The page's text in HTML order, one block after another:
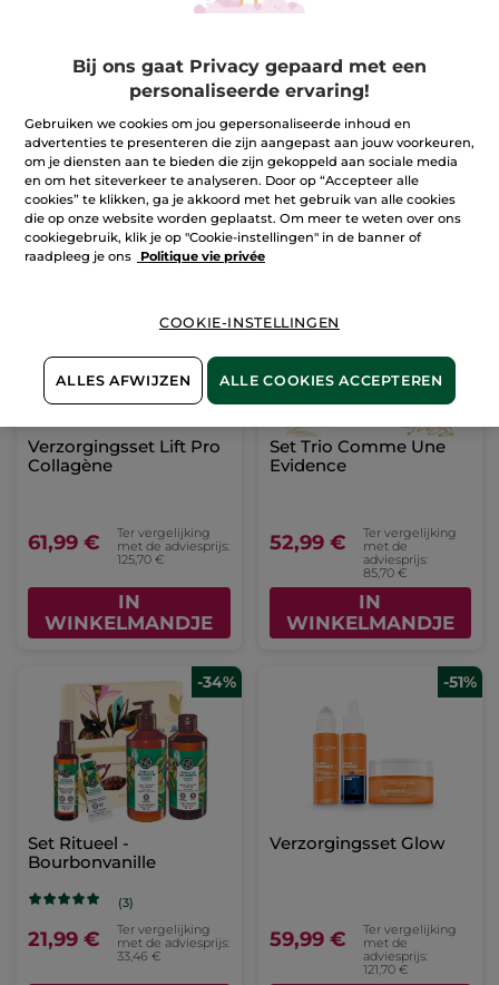
Evidence
37,99 €
Ter vergelijking
met de
adviesprijs:
72,80 €
IN
WINKELMANDJE
Ambre Noir
49,90 €
Ter vergelijking
met de
adviesprijs:
99,80 €
1+1 GRATIS*(4)
IN
WINKELMANDJE
Verzorgingsset Lift Pro
Collagène
61,99 €
Ter vergelijking
met de adviesprijs:
125,70 €
IN
WINKELMANDJE
Set Trio Comme Une
Evidence
52,99 €
Ter vergelijking
met de
adviesprijs:
85,70 €
IN
WINKELMANDJE
-34%
Set Ritueel -
Bourbonvanille
(3)
21,99 €
Ter vergelijking
met de adviesprijs:
33,46 €
-51%
Verzorgingsset Glow
59,99 €
Ter vergelijking
met de
adviesprijs:
121,70 €
Bij ons gaat Privacy gepaard met een
personaliseerde ervaring!
Gebruiken we cookies om jou gepersonaliseerde inhoud en
advertenties te presenteren die zijn aangepast aan jouw voorkeuren,
om je diensten aan te bieden die zijn gekoppeld aan sociale media
en om het siteverkeer te analyseren. Door op “Accepteer alle
cookies” te klikken, ga je akkoord met het gebruik van alle cookies
die op onze website worden geplaatst. Om meer te weten over ons
cookiegebruik, klik je op "Cookie-instellingen" in de banner of
raadpleeg je ons
Politique vie privée
COOKIE-INSTELLINGEN
ALLES AFWIJZEN ALLE COOKIES ACCEPTEREN